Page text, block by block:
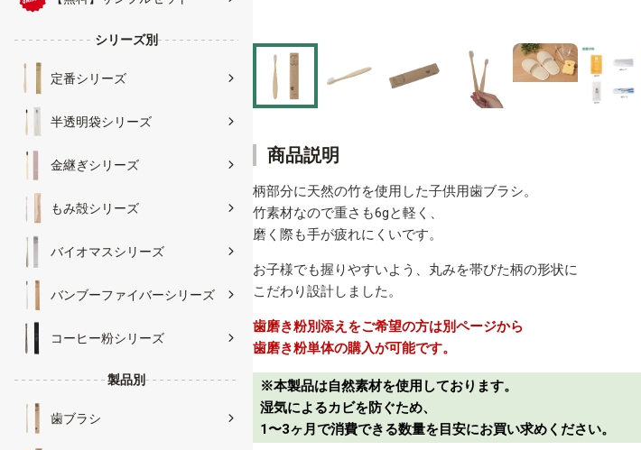
シリーズ別
定番シリーズ
半透明袋シリーズ
金継ぎシリーズ
もみ殻シリーズ
バイオマスシリーズ
バンブーファイバーシリーズ
コーヒー粉シリーズ
製品別
歯ブラシ
商品説明
柄部分に天然の竹を使用した子供用歯ブラシ。
竹素材なので重さも6gと軽く、
磨く際も手が疲れにくいです。
お子様でも握りやすいよう、丸みを帯びた柄の形状に
こだわり設計しました。
歯磨き粉別添えをご希望の方は別ページから
歯磨き粉単体の購入が可能です。
※本製品は自然素材を使用しております。
湿気によるカビを防ぐため、
1〜3ヶ月で消費できる数量を目安にお買い求めください。